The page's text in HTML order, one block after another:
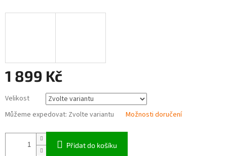
1 899 Kč
cena:
Velikost
Můžeme expedovat: Zvolte variantu Možnosti doručení
Přidat do košíku